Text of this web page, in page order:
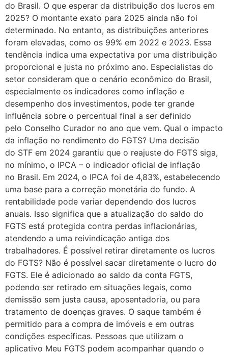
do Brasil. O que esperar da distribuição dos lucros em
2025? O montante exato para 2025 ainda não foi
determinado. No entanto, as distribuições anteriores
foram elevadas, como os 99% em 2022 e 2023. Essa
tendência indica uma expectativa por uma distribuição
proporcional e justa no próximo ano. Especialistas do
setor consideram que o cenário econômico do Brasil,
especialmente os indicadores como inflação e
desempenho dos investimentos, pode ter grande
influência sobre o percentual final a ser definido
pelo Conselho Curador no ano que vem. Qual o impacto
da inflação no rendimento do FGTS? Uma decisão
do STF em 2024 garantiu que o reajuste do FGTS siga,
no mínimo, o IPCA – o indicador oficial de inflação
no Brasil. Em 2024, o IPCA foi de 4,83%, estabelecendo
uma base para a correção monetária do fundo. A
rentabilidade pode variar dependendo dos lucros
anuais. Isso significa que a atualização do saldo do
FGTS está protegida contra perdas inflacionárias,
atendendo a uma reivindicação antiga dos
trabalhadores. É possível retirar diretamente os lucros
do FGTS? Não é possível sacar diretamente o lucro do
FGTS. Ele é adicionado ao saldo da conta FGTS,
podendo ser retirado em situações legais, como
demissão sem justa causa, aposentadoria, ou para
tratamento de doenças graves. O saque também é
permitido para a compra de imóveis e em outras
condições específicas. Pessoas que utilizam o
aplicativo Meu FGTS podem acompanhar quando o